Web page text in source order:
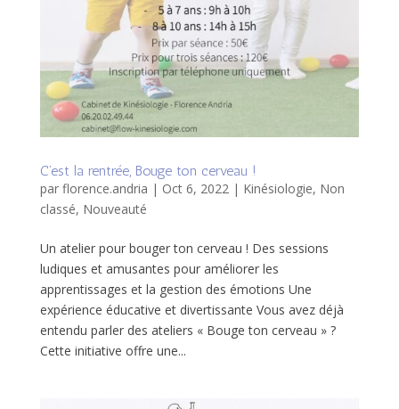
C’est la rentrée, Bouge ton cerveau !
par florence.andria | Oct 6, 2022| Kinésiologie, Non
classé, Nouveauté
Un atelier pour bouger ton cerveau ! Des sessions
ludiques et amusantes pour améliorer les
apprentissages et la gestion des émotions Une
expérience éducative et divertissante Vous avez déjà
entendu parler des ateliers « Bouge ton cerveau » ?
Cette initiative offre une...